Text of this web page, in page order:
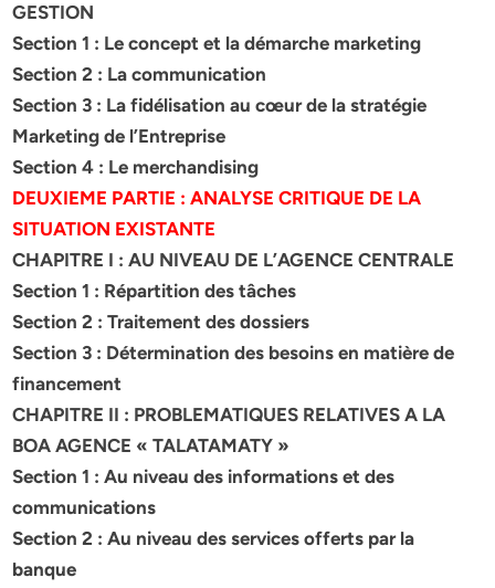
GESTION
Section 1 : Le concept et la démarche marketing
Section 2 : La communication
Section 3 : La fidélisation au cœur de la stratégie
Marketing de l’Entreprise
Section 4 : Le merchandising
DEUXIEME PARTIE : ANALYSE CRITIQUE DE LA
SITUATION EXISTANTE
CHAPITRE I : AU NIVEAU DE L’AGENCE CENTRALE
Section 1 : Répartition des tâches
Section 2 : Traitement des dossiers
Section 3 : Détermination des besoins en matière de
financement
CHAPITRE II : PROBLEMATIQUES RELATIVES A LA
BOA AGENCE « TALATAMATY »
Section 1 : Au niveau des informations et des
communications
Section 2 : Au niveau des services offerts par la
banque